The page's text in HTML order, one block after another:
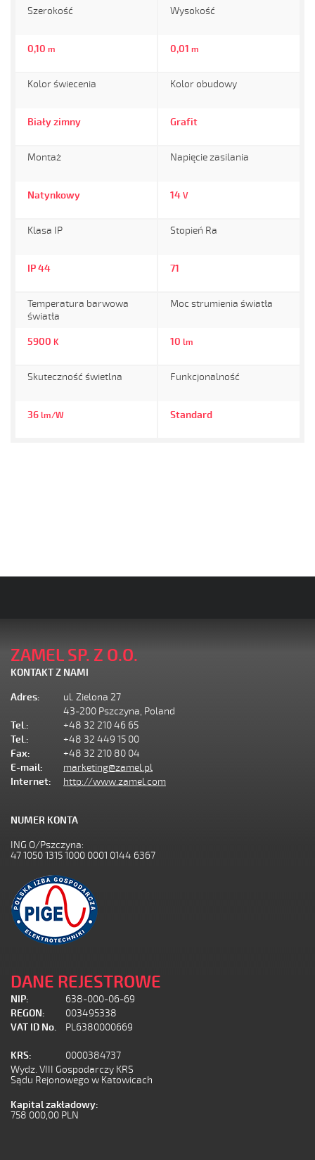
Szerokość
0,10 m
Wysokość
0,01 m
Kolor świecenia
Biały zimny
Kolor obudowy
Grafit
Montaż
Natynkowy
Napięcie zasilania
14 V
Klasa IP
IP 44
Stopień Ra
71
Temperatura barwowa
światła
5900 K
Moc strumienia światła
10 lm
Skuteczność świetlna
36 lm/W
Funkcjonalność
Standard
ZAMEL SP. Z O.O.
KONTAKT Z NAMI
Adres:
ul. Zielona 27
43-200 Pszczyna, Poland
Tel.:
+48 32 210 46 65
Tel.:
+48 32 449 15 00
Fax:
+48 32 210 80 04
E-mail:
marketing@zamel.pl
Internet:
http://www.zamel.com
NUMER KONTA
ING O/Pszczyna:
47 1050 1315 1000 0001 0144 6367
DANE REJESTROWE
NIP:
638-000-06-69
REGON:
003495338
VAT ID No.
PL6380000669
KRS:
0000384737
Wydz. VIII Gospodarczy KRS
Sądu Rejonowego w Katowicach
Kapital zakładowy:
758 000,00 PLN